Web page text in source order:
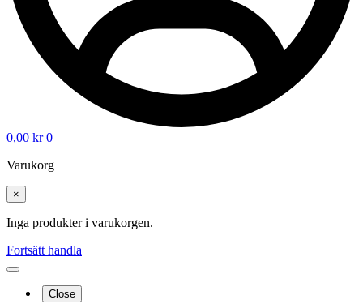
0,00 kr 0
Varukorg
×
Inga produkter i varukorgen.
Fortsätt handla
Close